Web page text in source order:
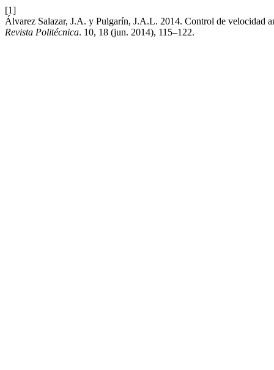
[1]
Álvarez Salazar, J.A. y Pulgarín, J.A.L. 2014. Control de velocidad
Revista Politécnica. 10, 18 (jun. 2014), 115–122.